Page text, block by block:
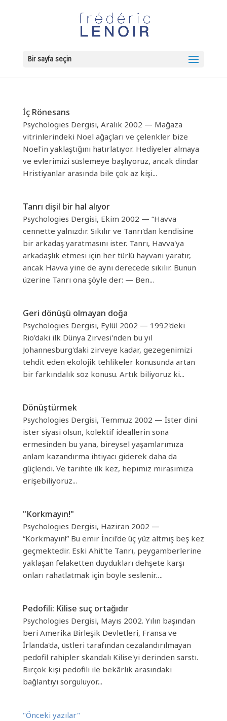
Bir sayfa seçin
İç Rönesans
Psychologies Dergisi, Aralık 2002 — Mağaza
vitrinlerindeki Noel ağaçları ve çelenkler bize
Noel'in yaklaştığını hatırlatıyor. Hediyeler almaya
ve evlerimizi süslemeye başlıyoruz, ancak dindar
Hristiyanlar arasında bile çok az kişi...
Tanrı dişil bir hal alıyor
Psychologies Dergisi, Ekim 2002 — “Havva
cennette yalnızdır. Sıkılır ve Tanrı'dan kendisine
bir arkadaş yaratmasını ister. Tanrı, Havva'ya
arkadaşlık etmesi için her türlü hayvanı yaratır,
ancak Havva yine de aynı derecede sıkılır. Bunun
üzerine Tanrı ona şöyle der: — Ben...
Geri dönüşü olmayan doğa
Psychologies Dergisi, Eylül 2002 — 1992'deki
Rio'daki ilk Dünya Zirvesi'nden bu yıl
Johannesburg'daki zirveye kadar, gezegenimizi
tehdit eden ekolojik tehlikeler konusunda artan
bir farkındalık söz konusu. Artık biliyoruz ki...
Dönüştürmek
Psychologies Dergisi, Temmuz 2002 — İster dini
ister siyasi olsun, kolektif ideallerin sona
ermesinden bu yana, bireysel yaşamlarımıza
anlam kazandırma ihtiyacı giderek daha da
güçlendi. Ve tarihte ilk kez, hepimiz mirasımıza
erişebiliyoruz...
"Korkmayın!"
Psychologies Dergisi, Haziran 2002 —
“Korkmayın!” Bu emir İncil'de üç yüz altmış beş kez
geçmektedir. Eski Ahit'te Tanrı, peygamberlerine
yaklaşan felaketten duydukları dehşete karşı
onları rahatlatmak için böyle seslenir….
Pedofili: Kilise suç ortağıdır
Psychologies Dergisi, Mayıs 2002. Yılın başından
beri Amerika Birleşik Devletleri, Fransa ve
İrlanda'da, üstleri tarafından cezalandırılmayan
pedofil rahipler skandalı Kilise'yi derinden sarstı.
Birçok kişi pedofili ile bekârlık arasındaki
bağlantıyı sorguluyor...
"Önceki yazılar"